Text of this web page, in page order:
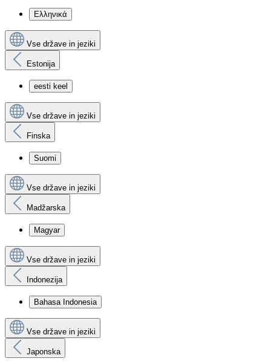
Ελληνικά
Vse države in jeziki
Estonija
eesti keel
Vse države in jeziki
Finska
Suomi
Vse države in jeziki
Madžarska
Magyar
Vse države in jeziki
Indonezija
Bahasa Indonesia
Vse države in jeziki
Japonska